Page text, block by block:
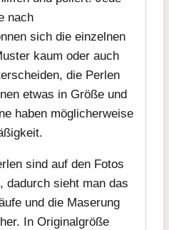
nach
sich die einzelnen
kaum oder auch
die Perlen
etwas in Größe und
haben möglicherweise
sind auf den Fotos
dadurch sieht man das
und die Maserung
In Originalgröße